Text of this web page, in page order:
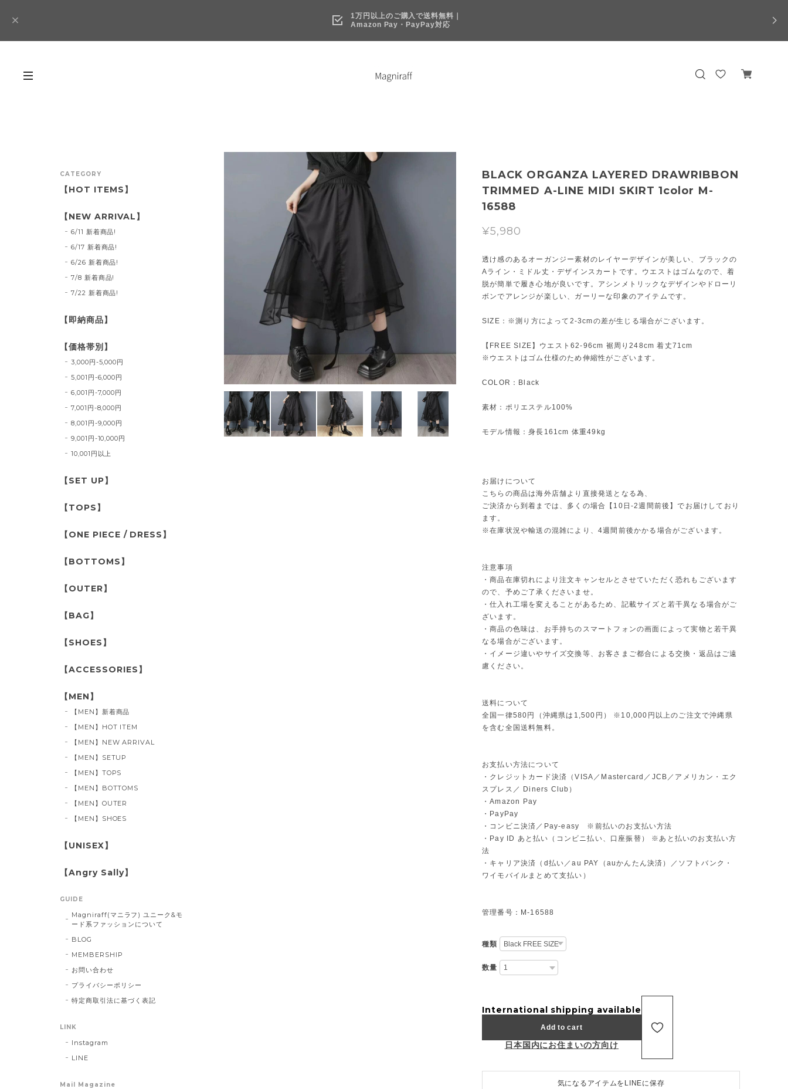
1万円以上のご購入で送料無料｜
Amazon Pay・PayPay対応
BLACK ORGANZA LAYERED DRAWRIBBON
TRIMMED A-LINE MIDI SKIRT 1color M-
16588
¥5,980
透け感のあるオーガンジー素材のレイヤーデザインが美しい、ブラックの
Aライン・ミドル丈・デザインスカートです。ウエストはゴムなので、着
脱が簡単で履き心地が良いです。アシンメトリックなデザインやドローリ
ボンでアレンジが楽しい、ガーリーな印象のアイテムです。
SIZE：※測り方によって2-3cmの差が生じる場合がございます。
【FREE SIZE】ウエスト62-96cm 裾周り248cm 着丈71cm
※ウエストはゴム仕様のため伸縮性がございます。
COLOR：Black
素材：ポリエステル100%
モデル情報：身長161cm 体重49kg
お届けについて
こちらの商品は海外店舗より直接発送となる為、
ご決済から到着までは、多くの場合【10日-2週間前後】でお届けしており
ます。
※在庫状況や輸送の混雑により、4週間前後かかる場合がございます。
注意事項
・商品在庫切れにより注文キャンセルとさせていただく恐れもございます
ので、予めご了承くださいませ。
・仕入れ工場を変えることがあるため、記載サイズと若干異なる場合がご
ざいます。
・商品の色味は、お手持ちのスマートフォンの画面によって実物と若干異
なる場合がございます。
・イメージ違いやサイズ交換等、お客さまご都合による交換・返品はご遠
慮ください。
送料について
全国一律580円（沖縄県は1,500円） ※10,000円以上のご注文で沖縄県
を含む全国送料無料。
お支払い方法について
・クレジットカード決済（VISA／Mastercard／JCB／アメリカン・エク
スプレス／ Diners Club）
・Amazon Pay
・PayPay
・コンビニ決済／Pay-easy ※前払いのお支払い方法
・Pay ID あと払い（コンビニ払い、口座振替） ※あと払いのお支払い方
法
・キャリア決済（d払い／au PAY（auかんたん決済）／ソフトバンク・
ワイモバイルまとめて支払い）
管理番号：M-16588
種類
数量
International shipping available
Add to cart
日本国内にお住まいの方向け
気になるアイテムをLINEに保存
CATEGORY
【HOT ITEMS】
【NEW ARRIVAL】
6/11 新着商品!
6/17 新着商品!
6/26 新着商品!
7/8 新着商品!
7/22 新着商品!
【即納商品】
【価格帯別】
3,000円-5,000円
5,001円-6,000円
6,001円-7,000円
7,001円-8,000円
8,001円-9,000円
9,001円-10,000円
10,001円以上
【SET UP】
【TOPS】
【ONE PIECE / DRESS】
【BOTTOMS】
【OUTER】
【BAG】
【SHOES】
【ACCESSORIES】
【MEN】
【MEN】新着商品
【MEN】HOT ITEM
【MEN】NEW ARRIVAL
【MEN】SETUP
【MEN】TOPS
【MEN】BOTTOMS
【MEN】OUTER
【MEN】SHOES
【UNISEX】
【Angry Sally】
GUIDE
Magniraff(マニラフ) ユニーク&モ
ード系ファッションについて
BLOG
MEMBERSHIP
お問い合わせ
プライバシーポリシー
特定商取引法に基づく表記
LINK
Instagram
LINE
Mail Magazine